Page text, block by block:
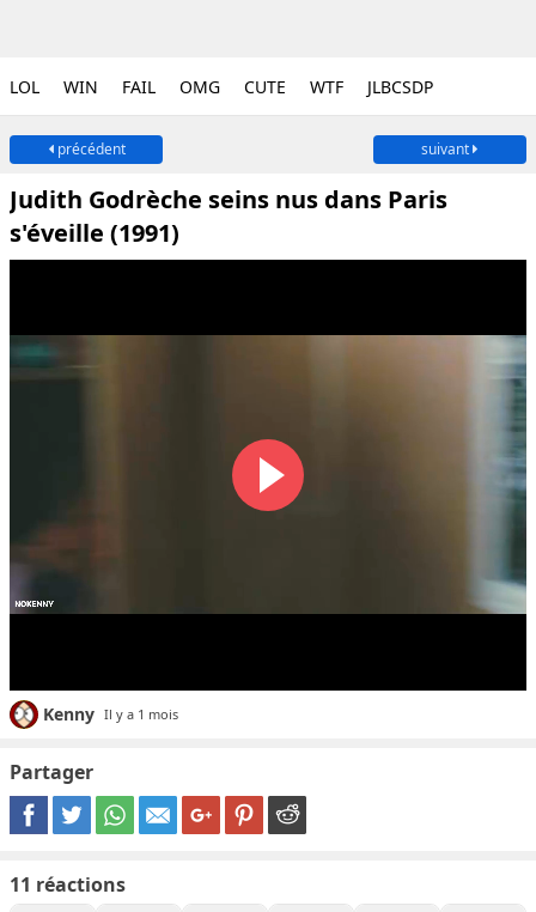
LOL WIN FAIL OMG CUTE WTF JLBCSDP
précédent suivant
Judith Godrèche seins nus dans Paris
s'éveille (1991)
Kenny Il y a 1 mois
Partager
11 réactions